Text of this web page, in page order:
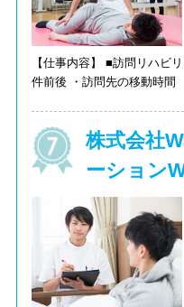
【仕事内容】 ■訪問リハ
件前後 ・訪問先の移動時間
います。 ●計画書作成業務
トから作成、出力を行います
株式会社
ーション